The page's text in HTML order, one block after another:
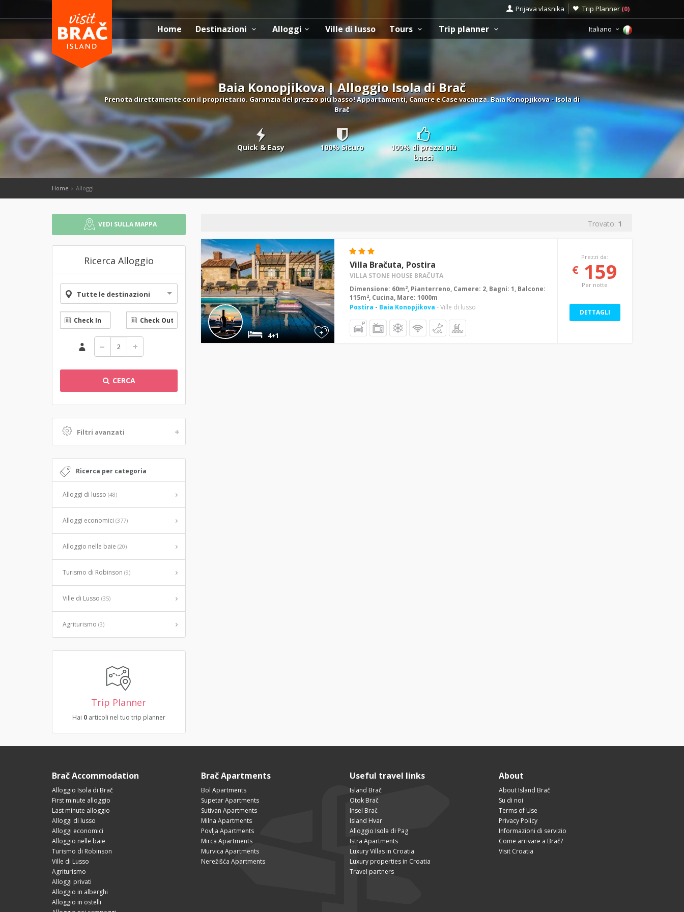
Prijava vlasnika Trip Planner (0)
Home Destinazioni Alloggi Ville di lusso Tours Trip planner Italiano
Baia Konopjikova | Alloggio Isola di Brač
Prenota direttamente con il proprietario. Garanzia del prezzo più basso! Appartamenti, Camere e Case vacanza. Baia Konopjikova - Isola di
Brač
Quick & Easy 100% Sicuro
100% di prezzi più
bassi
Home Alloggi
VEDI SULLA MAPPA
Ricerca Alloggio
Tutte le destinazioni
CERCA
Filtri avanzati
Ricerca per categoria
Alloggi di lusso (48)
Alloggi economici (377)
Alloggio nelle baie (20)
Turismo di Robinson (9)
Ville di Lusso (35)
Agriturismo (3)
Trip Planner
Hai 0articoli nel tuo trip planner
Trovato: 1
+
4+1
Villa Bračuta, Postira
VILLA STONE HOUSE BRAČUTA
Dimensione: 60m2, Pianterreno, Camere: 2, Bagni: 1, Balcone:
115m2, Cucina, Mare: 1000m
Postira - Baia Konopjikova - Ville di lusso
Prezzi da:
€ 159
Per notte
DETTAGLI
Brač Accommodation
Alloggio Isola di Brač
First minute alloggio
Last minute alloggio
Alloggi di lusso
Alloggi economici
Alloggio nelle baie
Turismo di Robinson
Ville di Lusso
Agriturismo
Alloggi privati
Alloggio in alberghi
Alloggio in ostelli
Brač Apartments
Bol Apartments
Supetar Apartments
Sutivan Apartments
Milna Apartments
Povlja Apartments
Mirca Apartments
Murvica Apartments
Nerežišća Apartments
Useful travel links
Island Brač
Otok Brač
Insel Brač
Island Hvar
Alloggio Isola di Pag
Istra Apartments
Luxury Villas in Croatia
Luxury properties in Croatia
Travel partners
About
About Island Brač
Su di noi
Terms of Use
Privacy Policy
Informazioni di servizio
Come arrivare a Brač?
Visit Croatia